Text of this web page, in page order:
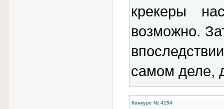
крекеры
возможно.
самом деле,
Конкурс № 4194